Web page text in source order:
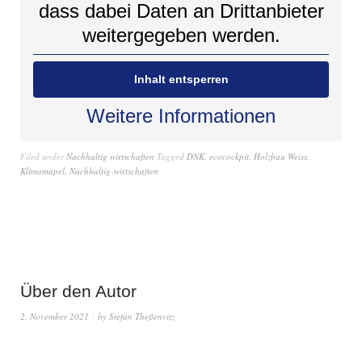
dass dabei Daten an Drittanbieter
weitergegeben werden.
Inhalt entsperren
Weitere Informationen
Filed underNachhaltig wirtschaften Tagged DNK, ecocockpit, Holzbau Weiss,
Klimamapel, Nachhaltig-wirtschaften
Über den Autor
2. November 2021 by Stefan Theßenvitz